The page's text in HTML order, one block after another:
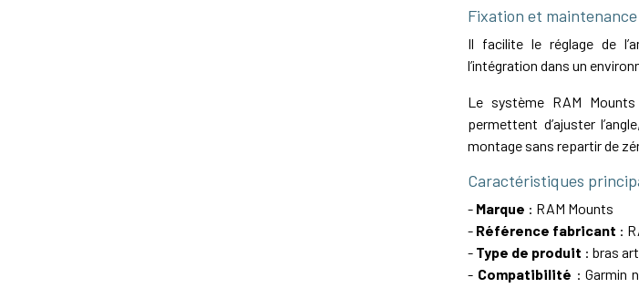
Fixation et
Il facilite le réglage de
l’intégration dans un
Le système RAM
permettent d’ajuster
montage sans repartir de
Caractéristiques
- Marque : RAM Mounts
- Référence fabricant :
- Type de produit : bras
- Compatibilité : Garmin